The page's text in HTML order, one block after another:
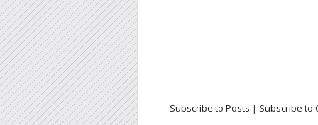
Subscribe to Posts | Subscribe to